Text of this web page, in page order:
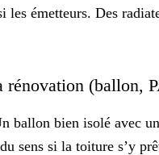
émetteurs. Des
rénovation (ballon,
ballon bien isolé avec un
sens si la toiture s’y